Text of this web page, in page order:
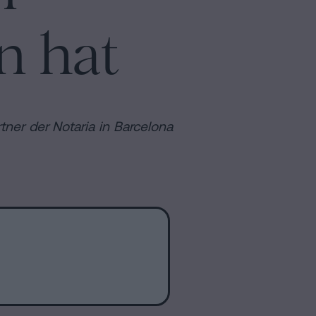
hat
der Notaria in Barcelona